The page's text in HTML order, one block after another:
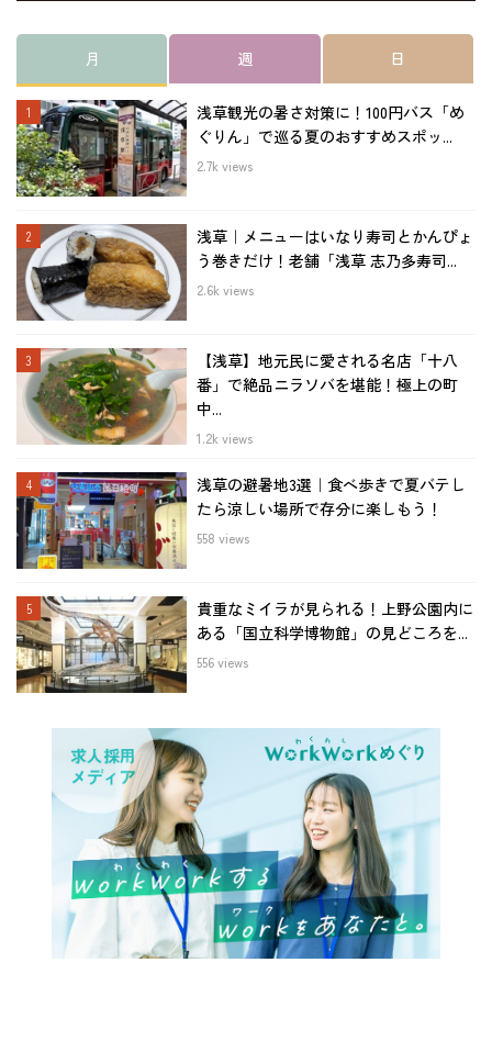
月 週 日
浅草観光の暑さ対策に！100円バス「め
ぐりん」で巡る夏のおすすめスポッ...
2.7k views
浅草｜メニューはいなり寿司とかんぴょ
う巻きだけ！老舗「浅草 志乃多寿司...
2.6k views
【浅草】地元民に愛される名店「十八
番」で絶品ニラソバを堪能！極上の町
中...
1.2k views
浅草の避暑地3選｜食べ歩きで夏バテし
たら涼しい場所で存分に楽しもう！
558 views
貴重なミイラが見られる！上野公園内に
ある「国立科学博物館」の見どころを...
556 views